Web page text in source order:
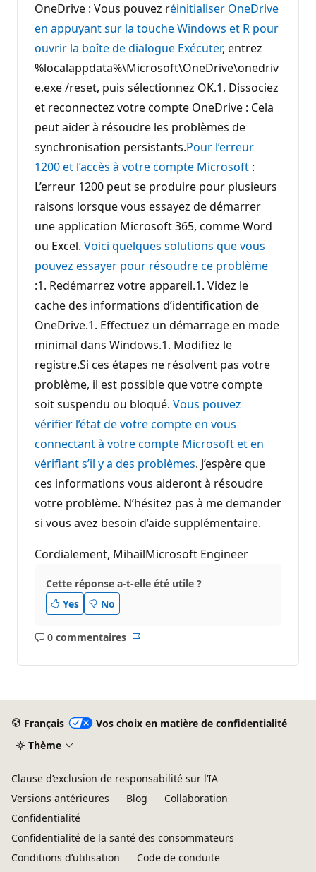
OneDrive : Vous pouvez réinitialiser OneDrive
en appuyant sur la touche Windows et R pour
ouvrir la boîte de dialogue Exécuter, entrez
%localappdata%\Microsoft\OneDrive\onedriv
e.exe /reset, puis sélectionnez OK.1. Dissociez
et reconnectez votre compte OneDrive : Cela
peut aider à résoudre les problèmes de
synchronisation persistants.Pour l’erreur
1200 et l’accès à votre compte Microsoft :
L’erreur 1200 peut se produire pour plusieurs
raisons lorsque vous essayez de démarrer
une application Microsoft 365, comme Word
ou Excel. Voici quelques solutions que vous
pouvez essayer pour résoudre ce problème
:1. Redémarrez votre appareil.1. Videz le
cache des informations d’identification de
OneDrive.1. Effectuez un démarrage en mode
minimal dans Windows.1. Modifiez le
registre.Si ces étapes ne résolvent pas votre
problème, il est possible que votre compte
soit suspendu ou bloqué. Vous pouvez
vérifier l’état de votre compte en vous
connectant à votre compte Microsoft et en
vérifiant s’il y a des problèmes. J’espère que
ces informations vous aideront à résoudre
votre problème. N’hésitez pas à me demander
si vous avez besoin d’aide supplémentaire.
Cordialement, MihailMicrosoft Engineer
Cette réponse a-t-elle été utile ?
Yes
No
0 commentaires
Aucun
Rapport
Français
Vos choix en matière de confidentialité
Thème
Clause d’exclusion de responsabilité sur l’IA
Versions antérieures
Blog
Collaboration
Confidentialité
Confidentialité de la santé des consommateurs
Conditions d’utilisation
Code de conduite